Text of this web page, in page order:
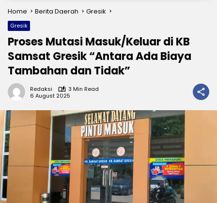
Home Berita Daerah Gresik
Gresik
Proses Mutasi Masuk/Keluar di KB
Samsat Gresik “Antara Ada Biaya
Tambahan dan Tidak”
Redaksi
3 Min Read
6 August 2025